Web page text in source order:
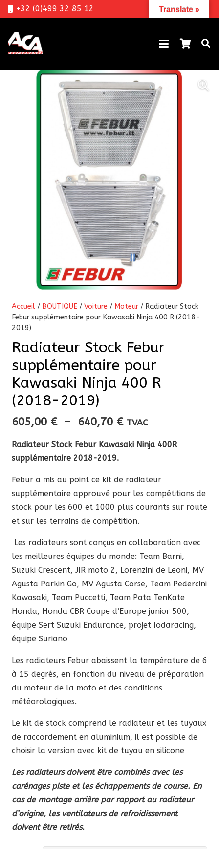
+32 (0)499 32 85 12
Accueil / BOUTIQUE / Voiture / Moteur / Radiateur Stock
Febur supplémentaire pour Kawasaki Ninja 400 R (2018-
2019)
Radiateur Stock Febur
supplémentaire pour
Kawasaki Ninja 400 R
(2018-2019)
605,00 € – 640,70 €Plage
prix :
à
640,70 €
TVAC
Radiateur Stock Febur Kawasaki Ninja 400R
supplémentaire 2018-2019.
Febur a mis au point ce kit de radiateur
supplémentaire approuvé pour les compétitions de
stock pour les 600 et 1000 plus courants sur route
et sur les terrains de compétition.
Les radiateurs sont conçus en collaboration avec
les meilleures équipes du monde: Team Barni,
Suzuki Crescent, JIR moto 2, Lorenzini de Leoni, MV
Agusta Parkin Go, MV Agusta Corse, Team Pedercini
Kawasaki, Team Puccetti, Team Pata TenKate
Honda, Honda CBR Coupe d’Europe junior 500,
équipe Sert Suzuki Endurance, projet Iodaracing,
équipe Suriano
Les radiateurs Febur abaissent la température de 6
à 15 degrés, en fonction du niveau de préparation
du moteur de la moto et des conditions
météorologiques.
Le kit de stock comprend le radiateur et les tuyaux
de raccordement en aluminium, il est possible de
choisir la version avec kit de tuyau en silicone
Les radiateurs doivent être combinés avec les
carénages piste et les échappements de course. En
cas de montage arrière par rapport au radiateur
d’origine, les ventilateurs de refroidissement
doivent être retirés.
Translate »